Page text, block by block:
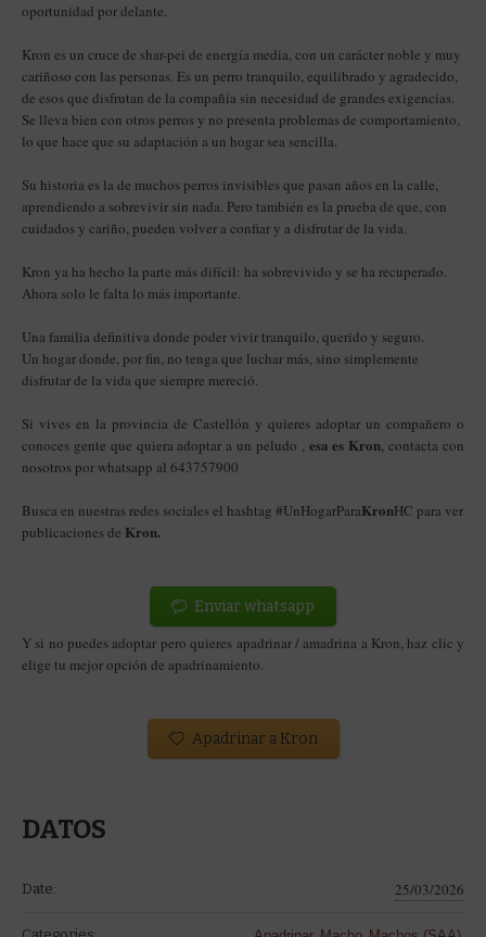
oportunidad por delante.
Kron es un cruce de shar-pei de energía media, con un carácter noble y muy
cariñoso con las personas. Es un perro tranquilo, equilibrado y agradecido,
de esos que disfrutan de la compañía sin necesidad de grandes exigencias.
Se lleva bien con otros perros y no presenta problemas de comportamiento,
lo que hace que su adaptación a un hogar sea sencilla.
Su historia es la de muchos perros invisibles que pasan años en la calle,
aprendiendo a sobrevivir sin nada. Pero también es la prueba de que, con
cuidados y cariño, pueden volver a confiar y a disfrutar de la vida.
Kron ya ha hecho la parte más difícil: ha sobrevivido y se ha recuperado.
Ahora solo le falta lo más importante.
Una familia definitiva donde poder vivir tranquilo, querido y seguro.
Un hogar donde, por fin, no tenga que luchar más, sino simplemente
disfrutar de la vida que siempre mereció.
Si vives en la provincia de Castellón y quieres adoptar un compañero o
conoces gente que quiera adoptar a un peludo , esa es Kron, contacta con
nosotros por whatsapp al 643757900
Busca en nuestras redes sociales el hashtag #UnHogarParaKronHC para ver
publicaciones de Kron.
Enviar whatsapp
Y si no puedes adoptar pero quieres apadrinar / amadrina a Kron, haz clic y
elige tu mejor opción de apadrinamiento.
Apadrinar a Kron
DATOS
Date: 25/03/2026